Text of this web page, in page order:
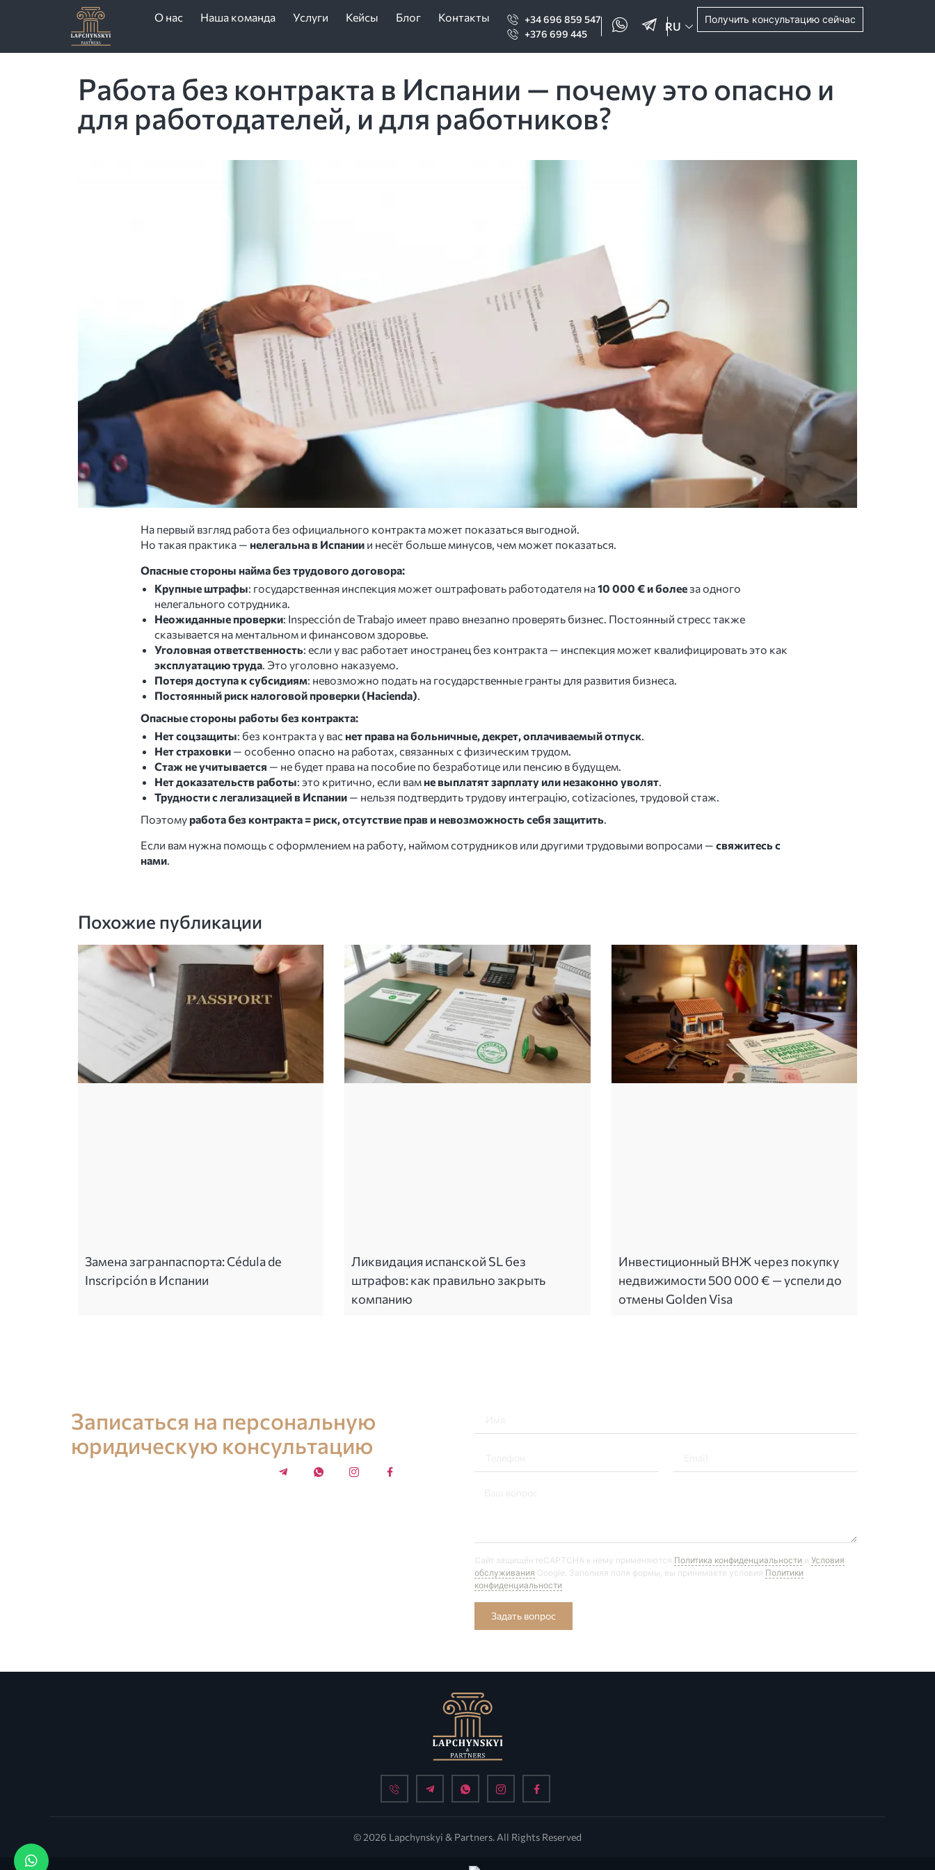
О нас Наша команда Услуги Кейсы Блог Контакты
+34 696 859 547
+376 699 445
RU
Получить консультацию сейчас
Работа без контракта в Испании — почему это опасно и
для работодателей, и для работников?
На первый взгляд работа без официального контракта может показаться выгодной.
Но такая практика — нелегальна в Испании и несёт больше минусов, чем может показаться.
Опасные стороны найма без трудового договора:
Крупные штрафы: государственная инспекция может оштрафовать работодателя на10 000 € и болееза одного
нелегального сотрудника.
Неожиданные проверки: Inspección de Trabajo имеет право внезапно проверять бизнес. Постоянный стресс также
сказывается на ментальном и финансовом здоровье.
Уголовная ответственность: если у вас работает иностранец без контракта — инспекция может квалифицировать это как
эксплуатацию труда. Это уголовно наказуемо.
Потеря доступа к субсидиям: невозможно подать на государственные гранты для развития бизнеса.
Постоянный риск налоговой проверки (Hacienda).
Опасные стороны работы без контракта:
Нет соцзащиты: без контракта у вас нет права на больничные, декрет, оплачиваемый отпуск.
Нет страховки — особенно опасно на работах, связанных с физическим трудом.
Стаж не учитывается — не будет права на пособие по безработице или пенсию в будущем.
Нет доказательств работы: это критично, если вам не выплатят зарплату или незаконно уволят.
Трудности с легализацией в Испании — нельзя подтвердить трудову интеграцію, cotizaciones, трудовой стаж.
Поэтому работа без контракта = риск, отсутствие прав и невозможность себя защитить.
Если вам нужна помощь с оформлением на работу, наймом сотрудников или другими трудовыми вопросами — свяжитесь с
нами
Похожие публикации
Замена загранпаспорта: Cédula de
Inscripción в Испании
Ликвидация испанской SL без
штрафов: как правильно закрыть
компанию
Инвестиционный ВНЖ через покупку
недвижимости 500 000 € — успели до
отмены Golden Visa
Записаться на персональную
юридическую консультацию
Сайт защищён reCAPTCHA к нему применяются Политика конфиденциальности и Условия
обслуживания Google. Заполняя поля формы, вы принимаете условия Политики
конфиденциальности
Задать вопрос
© 2026 Lapchynskyi & Partners. All Rights Reserved